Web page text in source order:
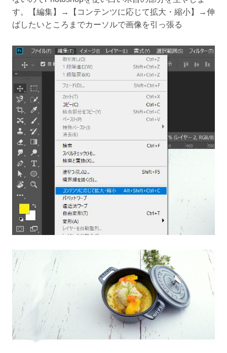
す。【編集】→【コンテンツに応じて拡大・縮小】→伸
ばしたいところまでカーソルで画像を引っ張る